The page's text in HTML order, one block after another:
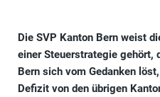
Die SVP Kanton Bern weist
einer Steuerstrategie gehört,
Bern sich vom Gedanken
Defizit von den übrigen